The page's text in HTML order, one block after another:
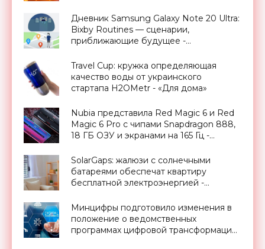
Дневник Samsung Galaxy Note 20 Ultra:
Bixby Routines — сценарии,
приближающие будущее -
Travel Cup: кружка определяющая
качество воды от украинского
стартапа H2OMetr - «Для дома»
Nubia представила Red Magic 6 и Red
Magic 6 Pro с чипами Snapdragon 888,
18 ГБ ОЗУ и экранами на 165 Гц -
SolarGaps: жалюзи с солнечными
батареями обеспечат квартиру
бесплатной электроэнергией -
Минцифры подготовило изменения в
положение о ведомственных
программах цифровой трансформации